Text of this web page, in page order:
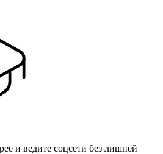
и ведите соцсети без лишней